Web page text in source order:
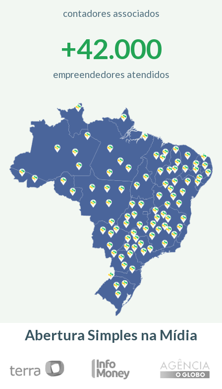
contadores associados
empreendedores atendidos
+42.000
Abertura Simples na Mídia